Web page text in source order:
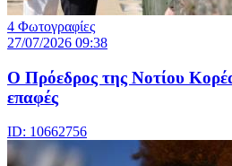
4 Φωτογραφίες
27/07/2026 09:38
Ο Πρόεδρος της Νοτίου
επαφές
ID: 10662756